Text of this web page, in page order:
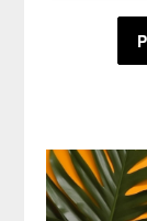
Paginație